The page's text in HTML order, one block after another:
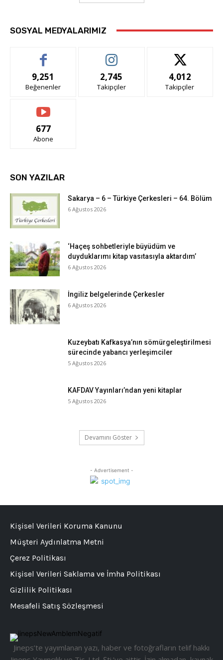
SOSYAL MEDYALARIMIZ
9,251
Beğenenler
2,745
Takipçiler
4,012
Takipçiler
677
Abone
SON YAZILAR
Sakarya – 6 – Türkiye Çerkesleri – 64. Bölüm
6 Ağustos 2026
‘Haçeş sohbetleriyle büyüdüm ve
duyduklarımı kitap vasıtasıyla aktardım’
6 Ağustos 2026
İngiliz belgelerinde Çerkesler
6 Ağustos 2026
Kuzeybatı Kafkasya’nın sömürgeleştirilmesi
sürecinde yabancı yerleşimciler
5 Ağustos 2026
KAFDAV Yayınları’ndan yeni kitaplar
5 Ağustos 2026
Devamını Göster
- Advertisement -
Jineps’te yayımlanan yazı, haber ve fotoğrafların telif hakkı
Kişisel Verileri Koruma Kanunu
Müşteri Aydınlatma Metni
Çerez Politikası
Kişisel Verileri Saklama ve İmha Politikası
Gizlilik Politikası
Mesafeli Satış Sözleşmesi